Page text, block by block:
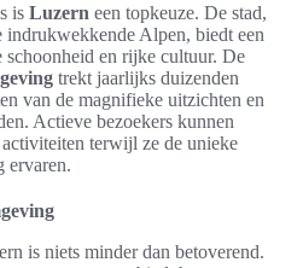
is Luzern een topkeuze. De stad,
indrukwekkende Alpen, biedt een
en rijke cultuur. De
trekt jaarlijks duizenden
van de magnifieke uitzichten en
Actieve bezoekers kunnen
terwijl ze de unieke
ervaren.
is niets minder dan betoverend.